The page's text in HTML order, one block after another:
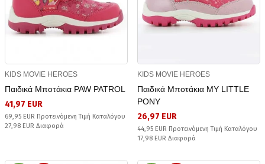
KIDS MOVIE HEROES
Παιδικά Μποτάκια PAW PATROL
41,97 EUR
69,95 EUR Προτεινόμενη Τιμή Καταλόγου
27,98 EUR Διαφορά
KIDS MOVIE HEROES
Παιδικά Μποτάκια MY LITTLE
PONY
26,97 EUR
44,95 EUR Προτεινόμενη Τιμή Καταλόγου
17,98 EUR Διαφορά